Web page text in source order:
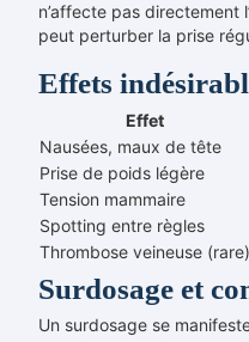
n’affecte pas directement
peut perturber la prise
Effets
Effet
Nausées, maux de tête
Prise de poids légère
Tension mammaire
Spotting entre règles
Thrombose veineuse (rare)
Surdosage et
Un surdosage se